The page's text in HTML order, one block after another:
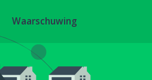
Waarschuwing